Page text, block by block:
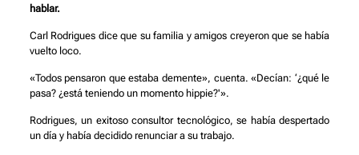
hablar.
Carl Rodrigues dice que su familia y amigos creyeron que se había
vuelto loco.
«Todos pensaron que estaba demente», cuenta. «Decían: ‘¿qué le
pasa? ¿está teniendo un momento hippie?'».
Rodrigues, un exitoso consultor tecnológico, se había despertado
un día y había decidido renunciar a su trabajo.